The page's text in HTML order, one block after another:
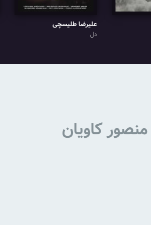
علیرضا طلیسچی
دل
منصور کاویان